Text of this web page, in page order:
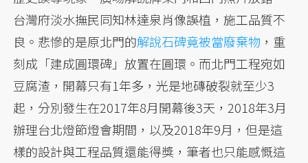
台灣府淡水撫民同知林達泉肖像誤植，施工品質不
良。悲慘的是原北門的解說石碑竟被當廢棄物 ，重
刻成「建成圓環碑」放置在圓環。而北門工程宛如
豆腐渣，開幕只有1年多，光是地磚破裂就至少3
起，分別發生在2017年8月開幕後3天，2018年3月
辦理台北燈節燈會期間，以及2018年9月，但是這
樣的設計與工程品質還能得獎，筆者也只能感慨這